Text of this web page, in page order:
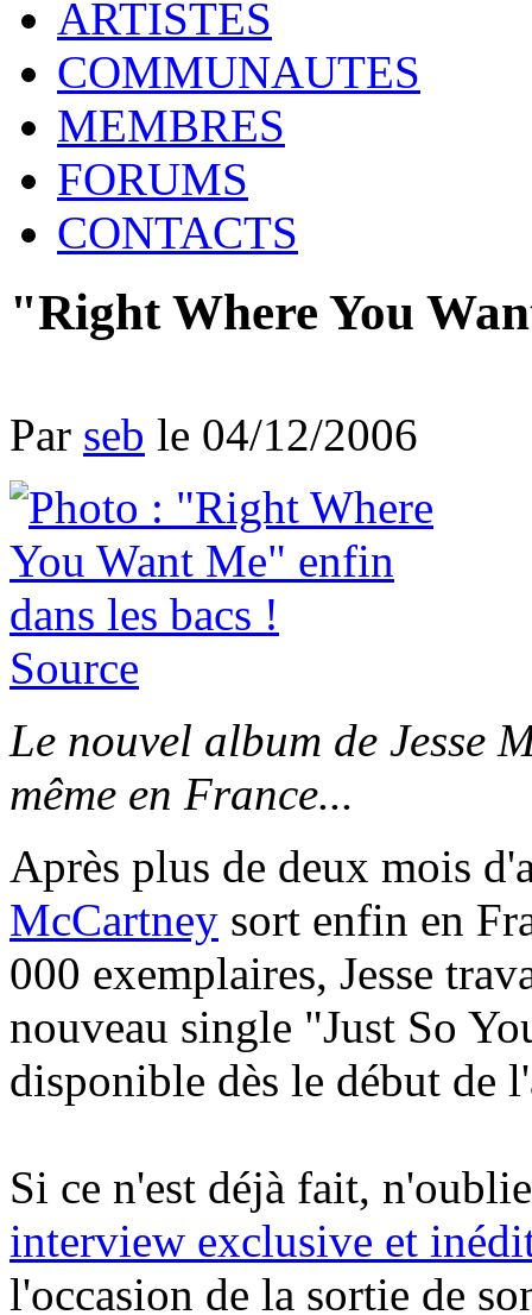
ARTISTES
COMMUNAUTES
MEMBRES
FORUMS
CONTACTS
"Right Where You
Par seb le 04/12/2006
Source
Le nouvel album de Jesse
même en France...
Après plus de deux mois
McCartney sort enfin en
000 exemplaires, Jesse
nouveau single "Just So
disponible dès le début de
Si ce n'est déjà fait,
interview exclusive et
l'occasion de la sortie de